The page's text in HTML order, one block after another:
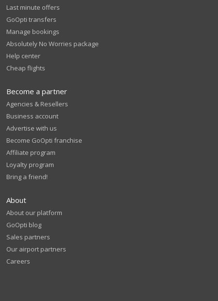
Last minute offers
GoOpti transfers
Manage bookings
Absolutely No Worries package
Help center
Cheap flights
Become a partner
Agencies & Resellers
Business account
Advertise with us
Become GoOpti franchise
Affiliate program
Loyalty program
Bring a friend!
About
About our platform
GoOpti blog
Sales partners
Our airport partners
Careers